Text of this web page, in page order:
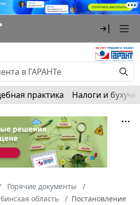
практика Налоги и
Горячие документы
область
Постановление